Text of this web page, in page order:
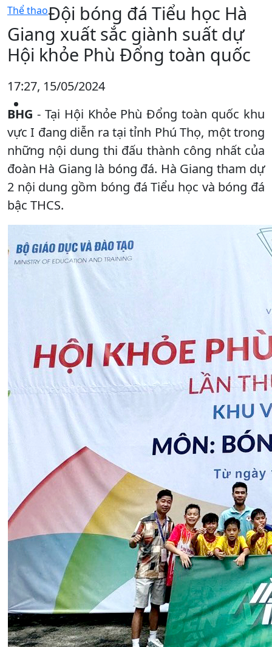
Thể thaoĐội bóng đá Tiểu học Hà
Giang xuất sắc giành suất dự
Hội khỏe Phù Đổng toàn quốc
17:27, 15/05/2024
BHG - Tại Hội Khỏe Phù Đổng toàn quốc khu
vực I đang diễn ra tại tỉnh Phú Thọ, một trong
những nội dung thi đấu thành công nhất của
đoàn Hà Giang là bóng đá. Hà Giang tham dự
2 nội dung gồm bóng đá Tiểu học và bóng đá
bậc THCS.